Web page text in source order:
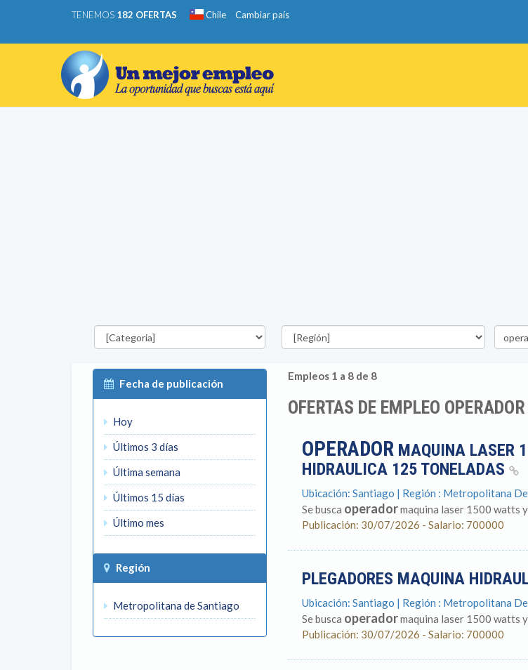
TENEMOS 182 OFERTAS Chile Cambiar país
Categorías Región
clave
Fecha de publicación
Hoy
Últimos 3 días
Última semana
Últimos 15 días
Último mes
Región
Metropolitana de Santiago
Empleos 1 a 8 de 8
OFERTAS DE EMPLEO
OPERADORMAQUINA LASER
HIDRAULICA 125 TONELADAS
Ubicación: Santiago | Región : Metropolitana
Se busca operadormaquina laser 1500 watts
Publicación: 30/07/2026 - Salario: 700000
PLEGADORES MAQUINA
Ubicación: Santiago | Región : Metropolitana
Se busca operadormaquina laser 1500 watts
Publicación: 30/07/2026 - Salario: 700000